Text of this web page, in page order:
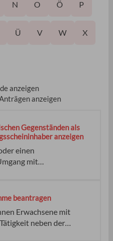
N O Ö P
Ü V W X
anzeigen
anzeigen
Gegenständen als
anzeigen
einen
mit
anzeigen. Die
des Abbrennortes als
beantragen
Erwachsene mit
neben der